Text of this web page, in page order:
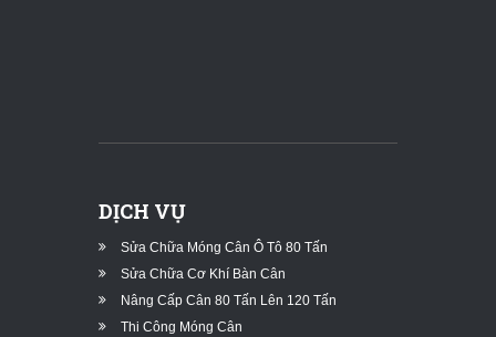
DỊCH VỤ
Sửa Chữa Móng Cân Ô Tô 80 Tấn
Sửa Chữa Cơ Khí Bàn Cân
Nâng Cấp Cân 80 Tấn Lên 120 Tấn
Thi Công Móng Cân